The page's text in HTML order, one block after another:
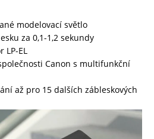
modelovací světlo
za 0,1-1,2 sekundy
EL
Canon s multifunkční
až pro 15 dalších zábleskových